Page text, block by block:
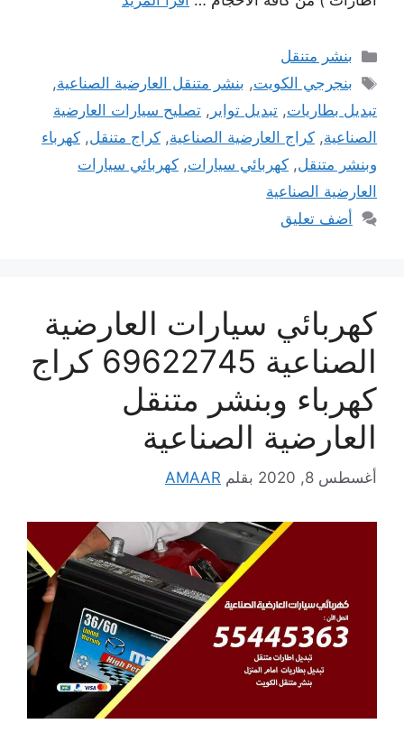
التصنيفات
بنشر متنقل
الوسوم
بنجرجي الكويت, بنشر متنقل العارضية الصناعية,
تبديل بطاريات, تبديل تواير , تصليح سيارات العارضية
الصناعية, كراج العارضية الصناعية, كراج متنقل, كهرباء
وبنشر متنقل, كهربائي سيارات, كهربائي سيارات
العارضية الصناعية
أضف تعليق
كهربائي سيارات العارضية
الصناعية 69622745 كراج
كهرباء وبنشر متنقل
العارضية الصناعية
أغسطس 8, 2020 بقلم AMAAR